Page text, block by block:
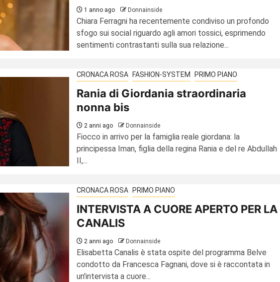
1 anno ago Donnainside
Chiara Ferragni ha recentemente condiviso un profondo
sfogo sui social riguardo agli amori tossici, esprimendo
sentimenti contrastanti sulla sua relazione...
CRONACA ROSA FASHION-SYSTEM PRIMO PIANO
Rania di Giordania straordinaria
nonna bis
2 anni ago Donnainside
Fiocco in arrivo per la famiglia reale giordana: la
principessa Iman, figlia della regina Rania e del re Abdullah
II,...
CRONACA ROSA PRIMO PIANO
INTERVISTA A CUORE APERTO PER LA
CANALIS
2 anni ago Donnainside
Elisabetta Canalis è stata ospite del programma Belve
condotto da Francesca Fagnani, dove si è raccontata in
un'intervista a cuore...